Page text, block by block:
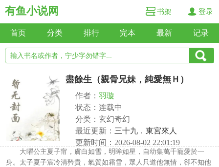
有鱼小说网 书架 登录
首页 分类 排行 完本 最新 记录
盡餘生（親骨兄妹，純愛無Ｈ）
作者： 羽璇
状态：连载中
分类：玄幻奇幻
最近更新： 三十九．東宮來人
更新时间：2026-08-02 22:01:19
大曜公主夏子甯，膚白如雪，明眸如星，自幼集萬千寵愛於一
身。太子夏子宸冷清矜貴，氣質如霜雪，眾人只道他無情，卻不知他